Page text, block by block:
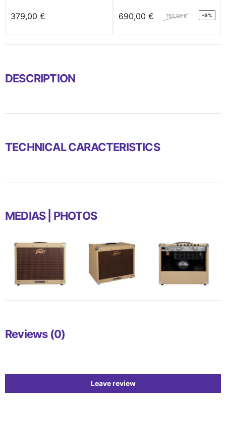
379,00 € 690,00 € 760,00 € -9%
DESCRIPTION
TECHNICAL CARACTERISTICS
MEDIAS | PHOTOS
Reviews (0)
Leave review